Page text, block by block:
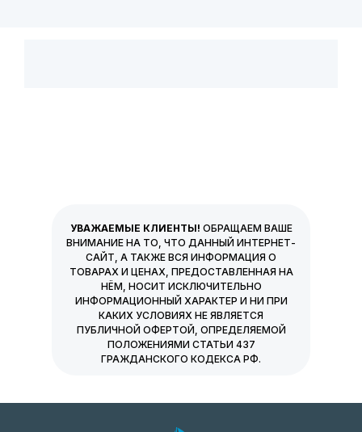
УВАЖАЕМЫЕ КЛИЕНТЫ! ОБРАЩАЕМ ВАШЕ
ВНИМАНИЕ НА ТО, ЧТО ДАННЫЙ ИНТЕРНЕТ-
САЙТ, А ТАКЖЕ ВСЯ ИНФОРМАЦИЯ О
ТОВАРАХ И ЦЕНАХ, ПРЕДОСТАВЛЕННАЯ НА
НЁМ, НОСИТ ИСКЛЮЧИТЕЛЬНО
ИНФОРМАЦИОННЫЙ ХАРАКТЕР И НИ ПРИ
КАКИХ УСЛОВИЯХ НЕ ЯВЛЯЕТСЯ
ПУБЛИЧНОЙ ОФЕРТОЙ, ОПРЕДЕЛЯЕМОЙ
ПОЛОЖЕНИЯМИ СТАТЬИ 437
ГРАЖДАНСКОГО КОДЕКСА РФ.